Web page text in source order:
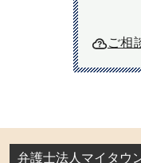
ご相
弁護士法人マイタウ